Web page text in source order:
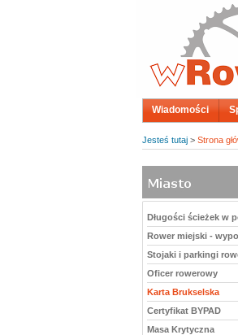
Wiadomości
Jesteś tutaj > Strona
Długości ścieżek w
Rower miejski -
Stojaki i parkingi
Oficer rowerowy
Karta Brukselska
Certyfikat BYPAD
Masa Krytyczna